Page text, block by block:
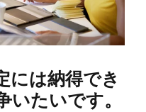
には納得でき
いたいです。